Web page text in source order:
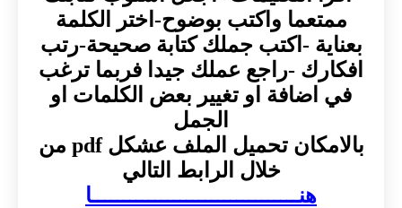
ممتعما واكتب بوضوح-اختر الكلمة
بعناية -اكتب جملك كتابة صحيحة-رتب
افكارك -راجع عملك جيدا فربما ترغب
في اضافة او تغيير بعض الكلمات او
الجمل
بالامكان تحميل الملف عشكل pdf من
خلال الرابط التالي
هنـــــــــــــــــــــــــــــــــا